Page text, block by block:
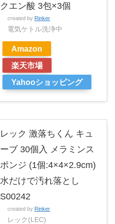
クエン酸 3包×3個
created by Rinker
電気ケトル洗浄中
Amazon
楽天市場
Yahooショッピング
レック 激落ちくん キュ
ーブ 30個入 メラミンス
ポンジ (1個:4×4×2.9cm)
水だけで汚れ落とし
S00242
created by Rinker
レック(LEC)